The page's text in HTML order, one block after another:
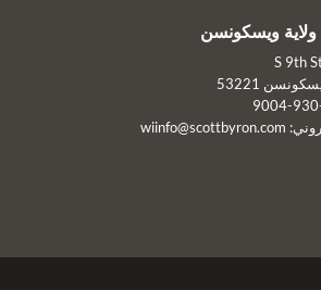
ولاية ويسكونسن
53221
wiinfo@scottbyron.com